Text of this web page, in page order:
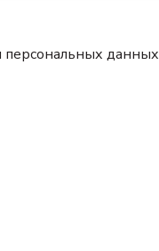
данных